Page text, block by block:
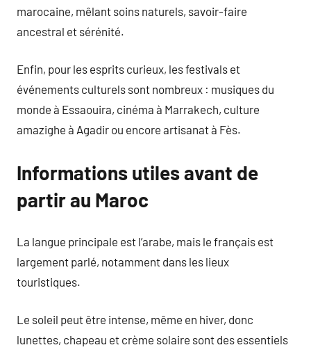
marocaine, mêlant soins naturels, savoir-faire
ancestral et sérénité.
Enfin, pour les esprits curieux, les festivals et
événements culturels sont nombreux : musiques du
monde à Essaouira, cinéma à Marrakech, culture
amazighe à Agadir ou encore artisanat à Fès.
Informations utiles avant de
partir au Maroc
La langue principale est l’arabe, mais le français est
largement parlé, notamment dans les lieux
touristiques.
Le soleil peut être intense, même en hiver, donc
lunettes, chapeau et crème solaire sont des essentiels